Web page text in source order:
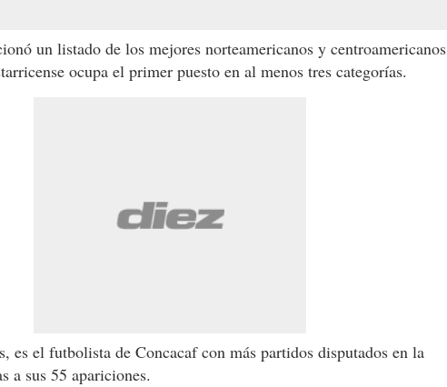
un listado de los mejores norteamericanos y centroamericanos
ocupa el primer puesto en al menos tres categorías.
es el futbolista de Concacaf con más partidos disputados en la
a sus 55 apariciones.